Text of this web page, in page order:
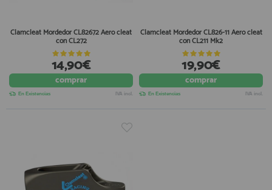
Clamcleat Mordedor CL82672 Aero cleat
con CL272
14,90€
comprar
En Existencias IVA incl.
Clamcleat Mordedor CL826-11 Aero cleat
con CL211 Mk2
19,90€
comprar
En Existencias IVA incl.